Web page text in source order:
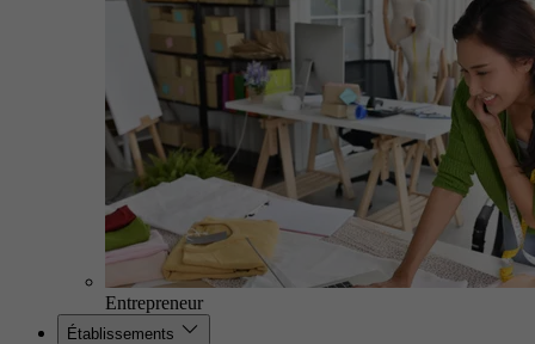
Entrepreneur
Établissements